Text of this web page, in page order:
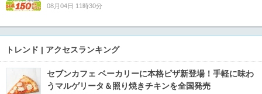
08月04日 11時30分
トレンド | アクセスランキング
セブンカフェ ベーカリーに本格ピザ新登場！手軽に味わ
うマルゲリータ＆照り焼きチキンを全国発売